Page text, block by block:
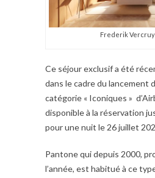
Frederik
Ce séjour exclusif a été
dans le cadre du lancement
catégorie « Iconiques »
disponible à la réservation
pour une nuit le 26 juillet
Pantone qui depuis 2000,
l’année, est habitué à ce